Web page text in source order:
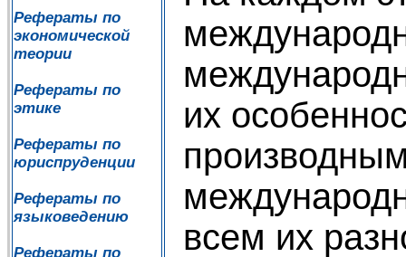
Рефераты по
экономической
теории
Рефераты по
этике
Рефераты по
юриспруденции
Рефераты по
языковедению
Рефераты по
их
всем их